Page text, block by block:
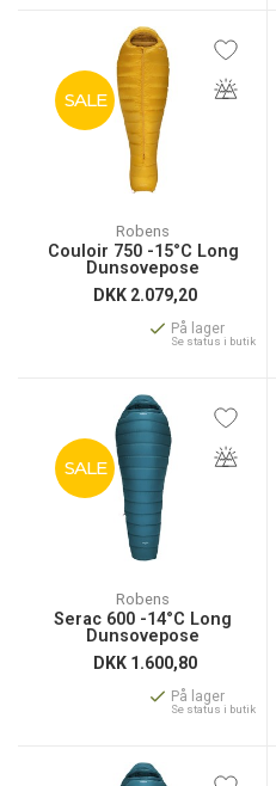
SALE
Robens
Couloir 750 -15°C Long
Dunsovepose
DKK 2.079,20
På lager
Se status i butik
SALE
Robens
Serac 600 -14°C Long
Dunsovepose
DKK 1.600,80
På lager
Se status i butik